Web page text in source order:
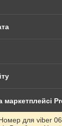
маркетплейсі
Номер для viber